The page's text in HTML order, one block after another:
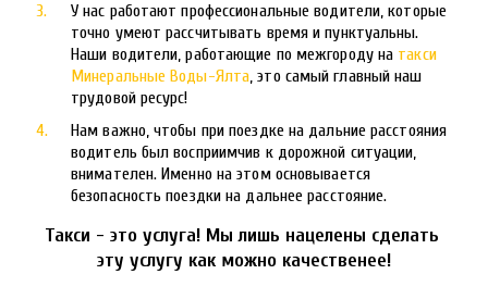
У нас работают профессиональные водители, которые
точно умеют рассчитывать время и пунктуальны.
Наши водители, работающие по межгороду на такси
Минеральные Воды-Ялта, это самый главный наш
трудовой ресурс!
Нам важно, чтобы при поездке на дальние расстояния
водитель был восприимчив к дорожной ситуации,
внимателен. Именно на этом основывается
безопасность поездки на дальнее расстояние.
Такси - это услуга! Мы лишь нацелены сделать
эту услугу как можно качественее!